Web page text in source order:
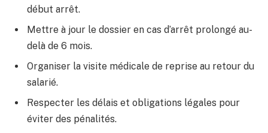
début arrêt.
Mettre à jour le dossier en cas d’arrêt prolongé au-
delà de 6 mois.
Organiser la visite médicale de reprise au retour du
salarié.
Respecter les délais et obligations légales pour
éviter des pénalités.